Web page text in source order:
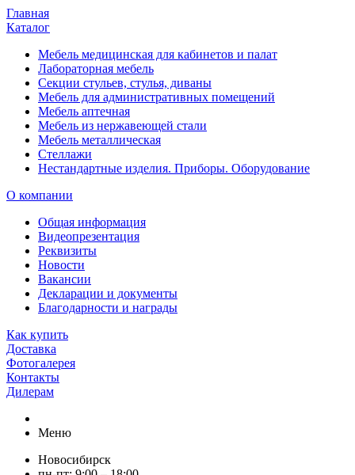
Главная
Каталог
Мебель медицинская для кабинетов и палат
Лабораторная мебель
Секции стульев, стулья, диваны
Мебель для административных помещений
Мебель аптечная
Мебель из нержавеющей стали
Мебель металлическая
Стеллажи
Нестандартные изделия. Приборы. Оборудование
О компании
Общая информация
Видеопрезентация
Реквизиты
Новости
Вакансии
Декларации и документы
Благодарности и награды
Как купить
Доставка
Фотогалерея
Контакты
Дилерам
Меню
Новосибирск